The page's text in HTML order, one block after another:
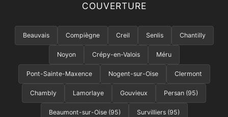
COUVERTURE
Beauvais Compiègne Creil Senlis Chantilly
Noyon Crépy-en-Valois Méru
Pont-Sainte-Maxence Nogent-sur-Oise Clermont
Chambly Lamorlaye Gouvieux Persan (95)
Beaumont-sur-Oise (95) Survilliers (95)